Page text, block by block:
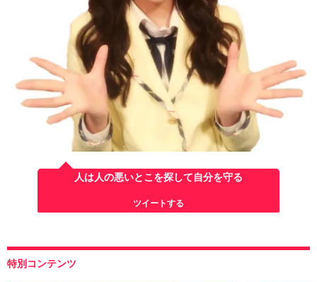
人は人の悪いとこを探して自分を守る
ツイートする
特別コンテンツ